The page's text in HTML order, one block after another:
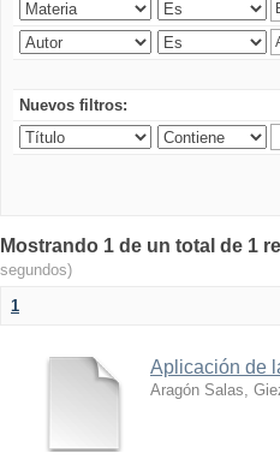
Nuevos filtros:
Mostrando 1 de un total de 1
segundos)
1
Aplicación de
Aragón Salas,